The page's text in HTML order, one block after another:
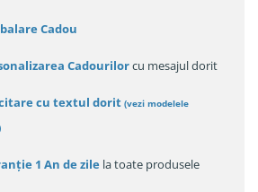
Cadou
Cadourilorcu mesajul dorit
cu textul dorit (vezi modelele
1 An de zile la toate produsele